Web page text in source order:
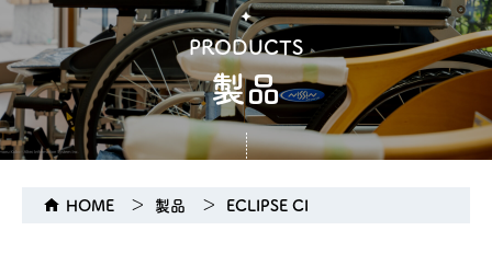
PRODUCTS
製品
HOME 製品 ECLIPSE CI